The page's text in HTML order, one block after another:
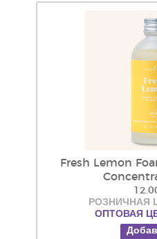
Fresh Lemon
РОЗНИЧНАЯ
ОПТОВАЯ